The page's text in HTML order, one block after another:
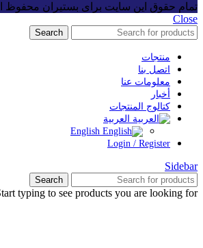
حقوق این سایت برای بستیران محفوظ
Search
منتجات
اتصل بنا
معلومات عنا
أخبار
كتالوج المنتجات
العربية
English
Login / Register
Search
Start typing to see products you are looking